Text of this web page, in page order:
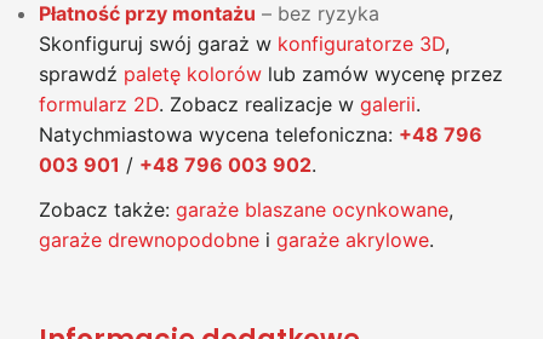
Płatność przy montażu – bez ryzyka
Skonfiguruj swój garaż w konfiguratorze 3D,
sprawdź paletę kolorów lub zamów wycenę przez
formularz 2D. Zobacz realizacje w galerii.
Natychmiastowa wycena telefoniczna: +48 796
003 901 / +48 796 003 902.
Zobacz także: garaże blaszane ocynkowane,
garaże drewnopodobne i garaże akrylowe.